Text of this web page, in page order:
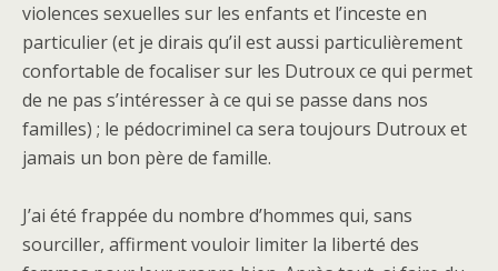
violences sexuelles sur les enfants et l’inceste en
particulier (et je dirais qu’il est aussi particulièrement
confortable de focaliser sur les Dutroux ce qui permet
de ne pas s’intéresser à ce qui se passe dans nos
familles) ; le pédocriminel ca sera toujours Dutroux et
jamais un bon père de famille.
J’ai été frappée du nombre d’hommes qui, sans
sourciller, affirment vouloir limiter la liberté des